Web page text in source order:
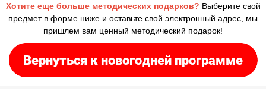
Хотите еще больше методических подарков? Выберите свой
предмет в форме ниже и оставьте свой электронный адрес, мы
пришлем вам ценный методический подарок!